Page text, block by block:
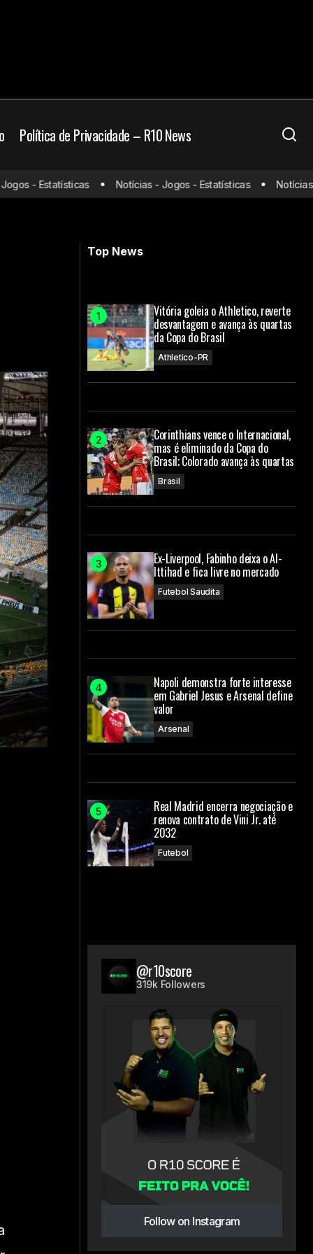
Política de Privacidade – R10 News
rights do
Depay está próximo de ser o maior
artilheiro da Holanda
- Estatísticas Notícias - Jogos - Estatísticas Notícias -
Top News
Vitória goleia o Athletico, reverte
desvantagem e avança às quartas
da Copa do Brasil
Athletico-PR
Corinthians vence o Internacional,
mas é eliminado da Copa do
Brasil; Colorado avança às quartas
Brasil
Ex-Liverpool, Fabinho deixa o Al-
Ittihad e fica livre no mercado
Futebol Saudita
Napoli demonstra forte interesse
em Gabriel Jesus e Arsenal define
valor
Arsenal
Real Madrid encerra negociação e
renova contrato de Vini Jr. até
2032
Futebol
@r10score
319k Followers
Follow on Instagram